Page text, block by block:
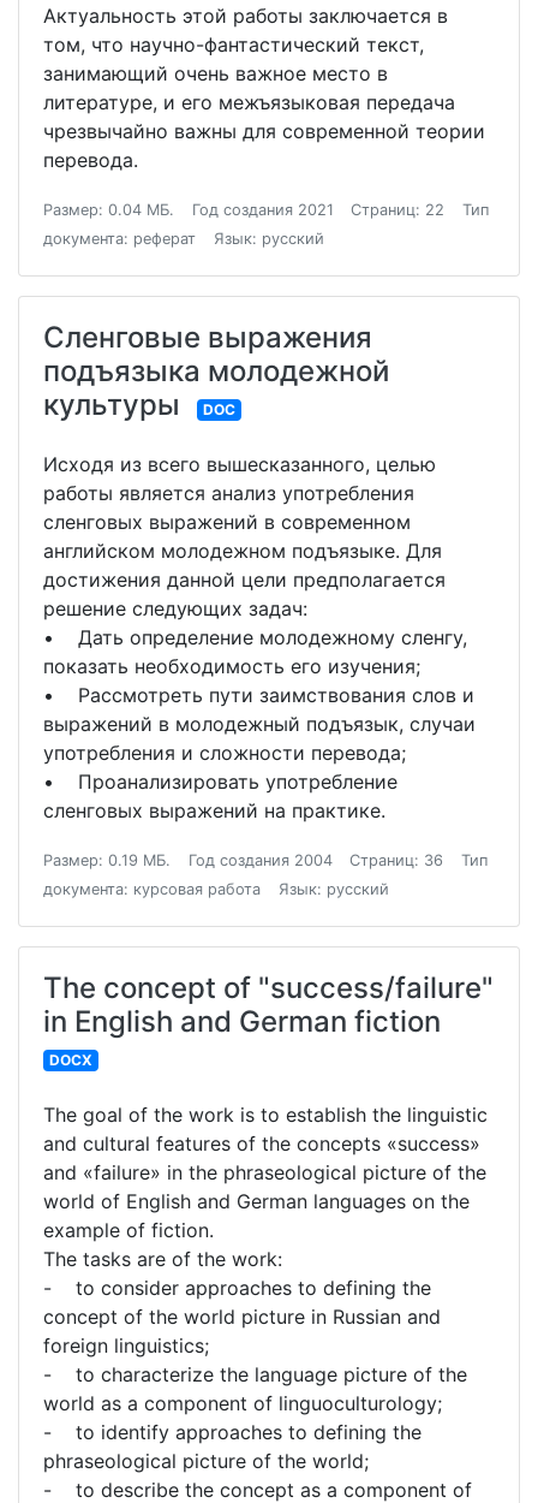
Актуальность этой работы заключается в
том, что научно-фантастический текст,
занимающий очень важное место в
литературе, и его межъязыковая передача
чрезвычайно важны для современной теории
перевода.
Размер: 0.04 МБ. Год создания 2021 Страниц: 22
Тип
документа: реферат
Язык: русский
Сленговые выражения
подъязыка молодежной
культуры
DOC
Исходя из всего вышесказанного, целью
работы является анализ употребления
сленговых выражений в современном
английском молодежном подъязыке. Для
достижения данной цели предполагается
решение следующих задач:
• Дать определение молодежному сленгу,
показать необходимость его изучения;
• Рассмотреть пути заимствования слов и
выражений в молодежный подъязык, случаи
употребления и сложности перевода;
• Проанализировать употребление
сленговых выражений на практике.
Размер: 0.19 МБ. Год создания 2004 Страниц: 36
Тип
документа: курсовая работа
Язык: русский
The concept of "success/failure"
in English and German fiction
DOCX
The goal of the work is to establish the linguistic
and cultural features of the concepts «success»
and «failure» in the phraseological picture of the
world of English and German languages on the
example of fiction.
The tasks are of the work:
- to consider approaches to defining the
concept of the world picture in Russian and
foreign linguistics;
- to characterize the language picture of the
world as a component of linguoculturology;
- to identify approaches to defining the
phraseological picture of the world;
- to describe the concept as a component of